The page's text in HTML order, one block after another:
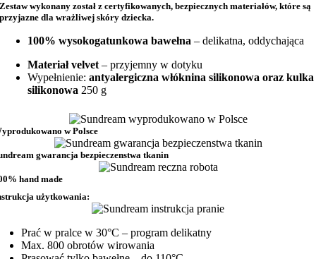
Zestaw wykonany został zcertyfikowanych, bezpiecznych materiałów, które są
przyjazne dla wrażliwej skóry dziecka.
100% wysokogatunkowa bawełna – delikatna, oddychająca
Materiał velvet– przyjemny w dotyku
Wypełnienie:antyalergiczna włóknina silikonowa oraz kulka
silikonowa 250 g
w Polsce
gwarancja bezpieczenstwa tkanin
hand made
użytkowania:
Prać w pralce w 30°C – program delikatny
Max. 800 obrotów wirowania